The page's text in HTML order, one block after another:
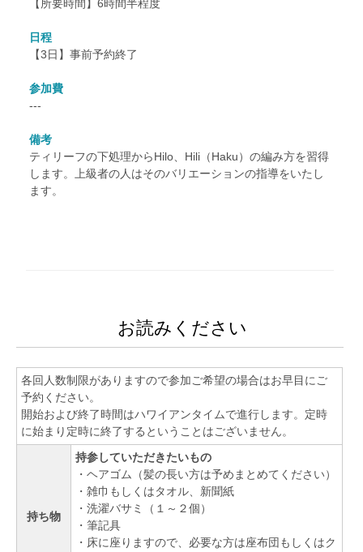
【所要時間】6時間半程度
日程
【3日】事前予約終了
参加費
---
備考
ティリーフの下処理からHilo、Hili（Haku）の編み方を習得
します。上級者の人はそのバリエーションの指導をいたし
ます。
お読みください
各回人数制限がありますので参加ご希望の場合はお早目にご
予約ください。
開始および終了時間はハワイアンタイムで進行します。定時
に始まり定時に終了するということはございません。
持ち物
持参していただきたいもの
・ヘアゴム（髪の長い方は予めまとめてください）
・雑巾もしくはタオル、新聞紙
・洗濯バサミ（１～２個）
・筆記具
・床に座りますので、必要な方は座布団もしくはク